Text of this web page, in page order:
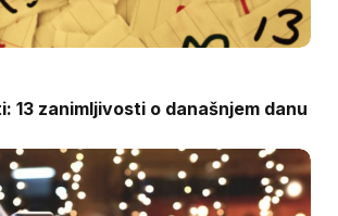
13 zanimljivosti o današnjem danu